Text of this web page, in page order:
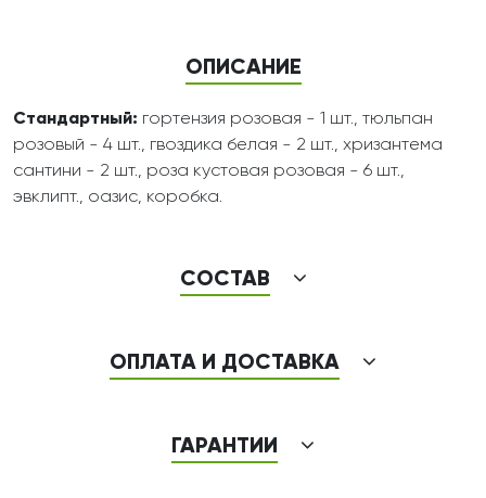
ОПИСАНИЕ
Стандартный: гортензия розовая - 1 шт., тюльпан
розовый - 4 шт., гвоздика белая - 2 шт., хризантема
сантини - 2 шт., роза кустовая розовая - 6 шт.,
эвклипт., оазис, коробка.
СОСТАВ
ОПЛАТА И ДОСТАВКА
ГАРАНТИИ